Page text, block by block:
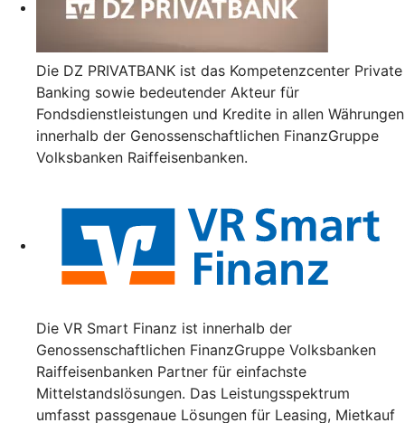
Die DZ PRIVATBANK ist das Kompetenzcenter Private
Banking sowie bedeutender Akteur für
Fondsdienstleistungen und Kredite in allen Währungen
innerhalb der Genossenschaftlichen FinanzGruppe
Volksbanken Raiffeisenbanken.
Die VR Smart Finanz ist innerhalb der
Genossenschaftlichen FinanzGruppe Volksbanken
Raiffeisenbanken Partner für einfachste
Mittelstandslösungen. Das Leistungsspektrum
umfasst passgenaue Lösungen für Leasing, Mietkauf